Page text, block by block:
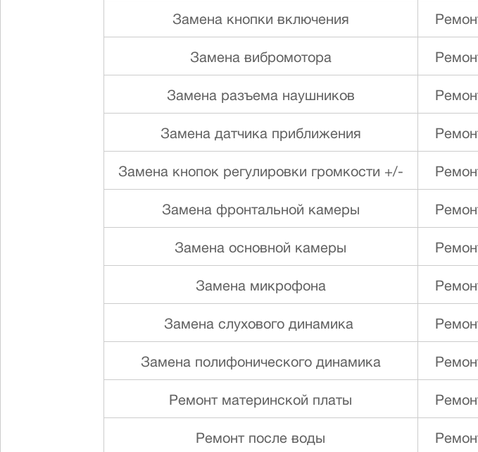
Замена кнопки включения
Замена вибромотора
Замена разъема наушников
Замена датчика приближения
Замена кнопок регулировки громкости +/-
Замена фронтальной камеры
Замена основной камеры
Замена микрофона
Замена слуxового динамика
Замена полифонического динамика
Ремонт материнской платы
Ремонт после воды